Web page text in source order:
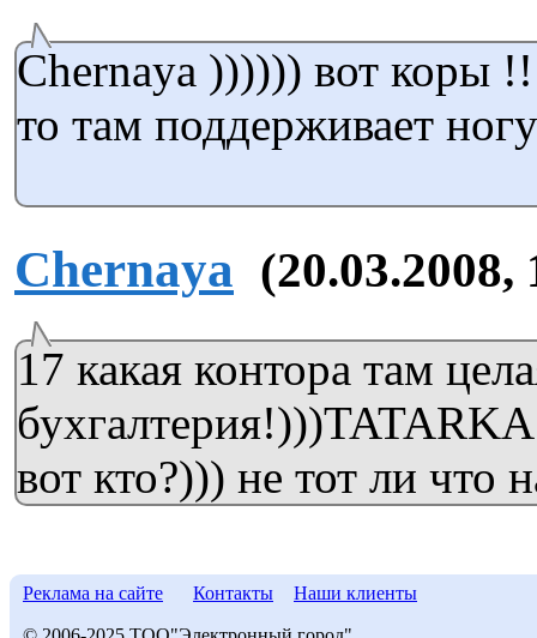
Chernaya )))))) вот коры
то там поддерживает ногу
Chernaya (20.03.2008,
17 какая контора там
вот кто?))) не тот ли что
Реклама на сайте Контакты Наши клиенты